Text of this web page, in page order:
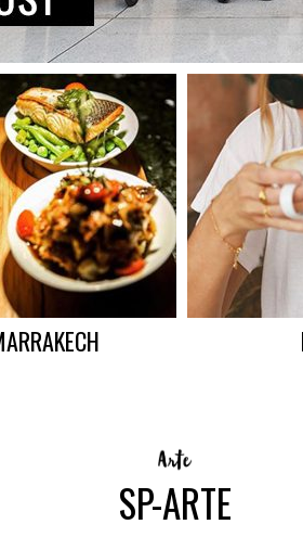
SP-ARTE